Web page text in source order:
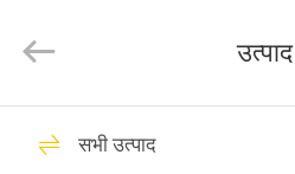
Industrial
Rights
उत्पाद
सभी उत्पाद